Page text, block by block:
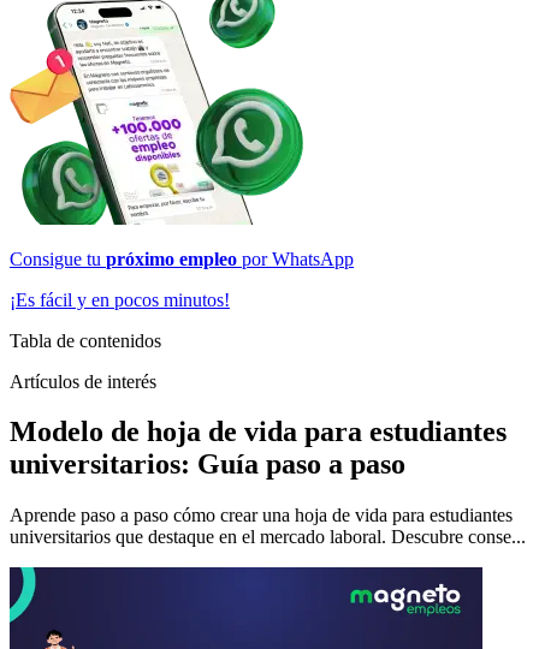
Consigue tu próximo empleo porWhatsApp
¡Es fácil y en pocos minutos!
Tabla de contenidos
Artículos de interés
Modelo de hoja de vida para estudiantes
universitarios: Guía paso a paso
Aprende paso a paso cómo crear una hoja de vida para estudiantes
universitarios que destaque en el mercado laboral. Descubre conse...